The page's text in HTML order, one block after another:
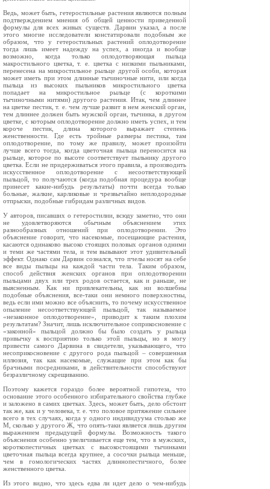
Ведь, может быть, гетеростильные растения являются полным
подтверждением мнения об общей ценности приведенной
формулы для всех живых существ. Дарвин указал, а после
этого многие исследователи констатировали подобным же
образом, что у гетеростильных растений оплодотворение
тогда лишь имеет надежду на успех, а иногда и вообще
возможно, когда только оплодотворяющая пыльца
макростильного цветка, т. е. цветка с низкими пыльниками,
перенесена на микростильное рыльце другой особи, которая
может иметь при этом длинные тычиночные нити, или когда
пыльца из высоких пыльников микростильного цветка
попадает на микростильное рыльце (с короткими
тычиночными нитями) другого растения. Итак, чем длиннее
на цветке пестик, т. е. чем лучше развит в нем женский орган,
тем длиннее должен быть мужской орган, тычинка, в другом
цветке, с которым оплодотворение должно иметь успех, и тем
короче пестик, длина которого выражает степень
женственности. Где есть тройные размеры пестика, там
оплодотворение, по тому же правилу, может произойти
лучше всего тогда, когда цветочная пыльца переносится на
рыльце, которое по высоте соответствует пыльнику другого
цветка. Если не придерживаться этого правила, а производить
искусственное оплодотворение с несоответствующей
пыльцой, то получаются (когда подобная процедура вообще
принесет какие‑нибудь результаты) почти всегда только
больные, жалкие, карликовые и чрезвычайно неплодородные
отпрыски, подобные гибридам различных видов.
У авторов, писавших о гетеростилии, всюду заметно, что они
не удовлетворяются обычным объяснением этих
разнообразных отношений при оплодотворении. Это
объяснение говорит, что насекомые, посещающие растения,
касаются одинаково высоко стоящих половых органов одними
и теми же частями тела, и тем вызывают этот удивительный
эффект. Однако сам Дарвин сознался, что пчелы носят на себе
все виды пыльцы на каждой части тела. Таким образом,
способ действия женских органов при оплодотворении
пыльцами двух или трех родов остается, как и раньше, не
выясненным. Как ни привлекательны, как ни волшебны
подобные объяснения, все‑таки они немного поверхностны,
ведь если ими можно все объяснить, то почему искусственное
опыление несоответствующей пыльцой, так называемое
«незаконное оплодотворение», приводит к таким плохим
результатам? Значит, лишь исключительное соприкосновение с
«законной» пыльцой должно бы было создать у рыльца
привычку к восприятию только этой пыльцы, но я могу
привести самого Дарвина в свидетели, указывающего, что
несоприкосновение с другого рода пыльцой – совершенная
иллюзия, так как насекомые, служащие при этом как бы
брачными посредниками, в действительности способствуют
безразличному скрещиванию.
Поэтому кажется гораздо более вероятной гипотеза, что
основание этого особенного избирательного свойства глубже
и заложено в самих цветках. Здесь, может быть, дело обстоит
так же, как и у человека, т. е. что половое притяжение сильнее
всего в тех случаях, когда у одного индивидуума столько же
М, сколько у другого Ж, что опять‑таки является лишь другим
выражением предыдущей формулы. Возможность такого
объяснения особенно увеличивается еще тем, что в мужских,
короткопестичных цветках с высокостоящими тычинками
цветочная пыльца всегда крупнее, а сосочки рыльца меньше,
чем в гомологических частях длиннопестичного, более
женственного цветка.
Из этого видно, что здесь едва ли идет дело о чем‑нибудь